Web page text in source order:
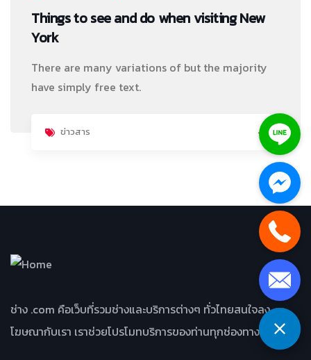
Things to see and do when visiting New
York
There are many variations of but the majority
have simply free text.
ข่าวสาร
ช่าง .com คือเว็บที่รวมช่างและบริการต่างๆ ทั่วไทยสนใจลง
โฆษณากับเรา เราช่วยโปรโมทบริการของท่านทุกช่องทาง